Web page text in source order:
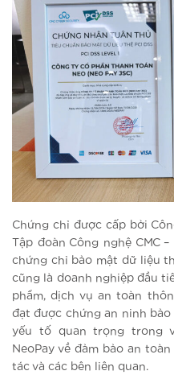
Chứng chỉ được cấp bởi
Tập đoàn Công nghệ CMC
chứng chỉ bảo mật dữ liệu
cũng là doanh nghiệp đầu
phẩm, dịch vụ an toàn
đạt được chứng an ninh
yếu tố quan trọng trong
NeoPay về đảm bảo an
tác và các bên liên quan.